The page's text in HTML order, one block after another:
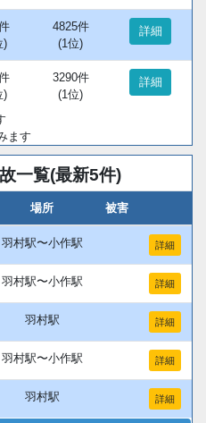
)
4825件
(1位)
詳細
)
3290件
(1位)
詳細
ます
一覧(最新5件)
場所 被害
羽村駅〜小作駅 詳細
羽村駅〜小作駅 詳細
羽村駅 詳細
羽村駅〜小作駅 詳細
羽村駅 詳細